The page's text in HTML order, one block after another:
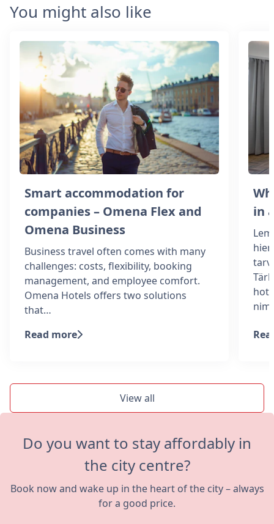
You might also like
Smart accommodation for
companies – Omena Flex and
Omena Business
Business travel often comes with many
challenges: costs, flexibility, booking
management, and employee comfort.
Omena Hotels offers two solutions
that…
Read more
in
View all
Do you want to stay affordably in
the city centre?
Book now and wake up in the heart of the city – always
for a good price.